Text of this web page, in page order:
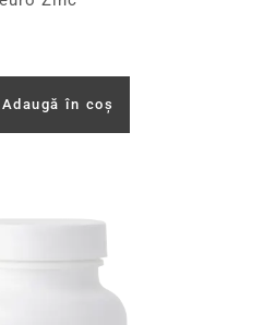
Adaugă în coș